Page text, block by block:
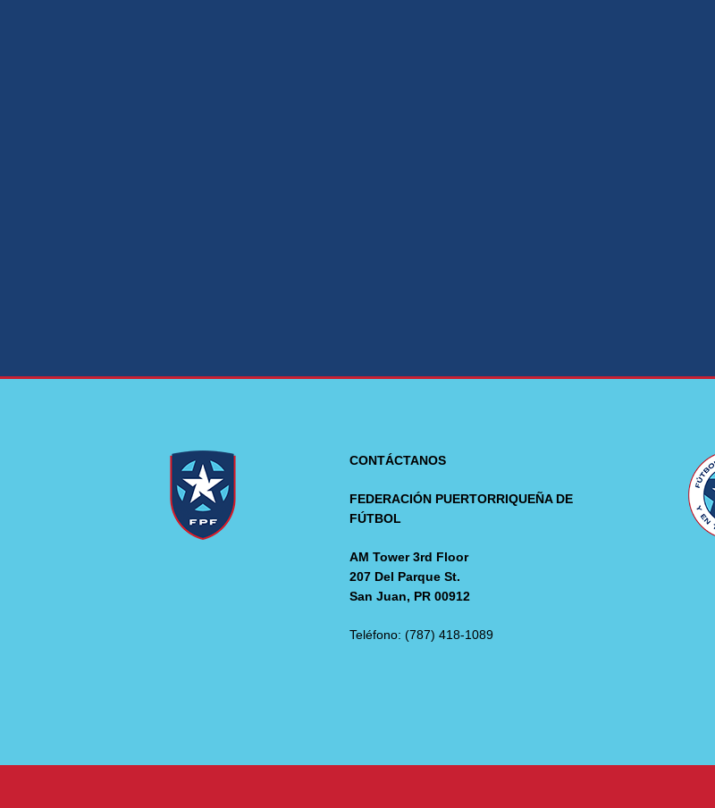
CONTÁCTANOS
FEDERACIÓN PUERTORRIQUEÑA DE
FÚTBOL
AM Tower 3rd Floor
207 Del Parque St.
San Juan, PR 00912
Teléfono: (787) 418-1089